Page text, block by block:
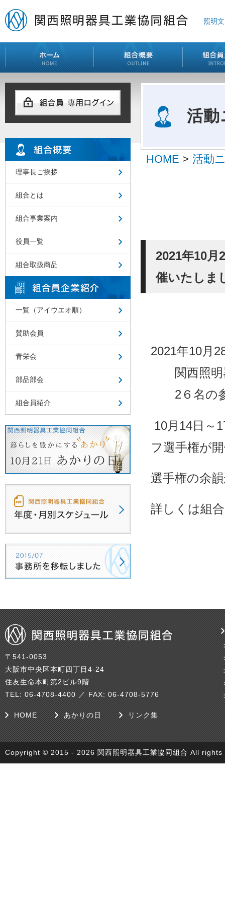
照明
活動
HOME > 活動
2021年10
催いたしま
2021年10月
関西照明
2６名の参
10月14日～
フ選手権が
選手権の余
詳しくは組
理事長ご挨拶
組合とは
組合事業案内
役員一覧
組合取扱商品
一覧（アイウエオ順）
賛助会員
青栄会
部品部会
組合員紹介
〒541-0053
大阪市中央区本町四丁目4-24
住友生命本町第2ビル9階
TEL: 06-4708-4400 ／ FAX: 06-4708-5776
HOME あかりの日 リンク集
Copyright © 2015 - 2026 関西照明器具工業協同組合 All